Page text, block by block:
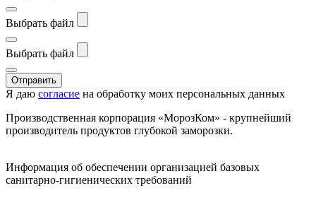
Выбрать файл
Выбрать файл
Отправить
Я даю согласие на обработку моих персональных данных
Производственная корпорация «МорозКом» - крупнейший
производитель продуктов глубокой заморозки.
Информация об обеспечении организацией базовых
санитарно-гигиенических требований